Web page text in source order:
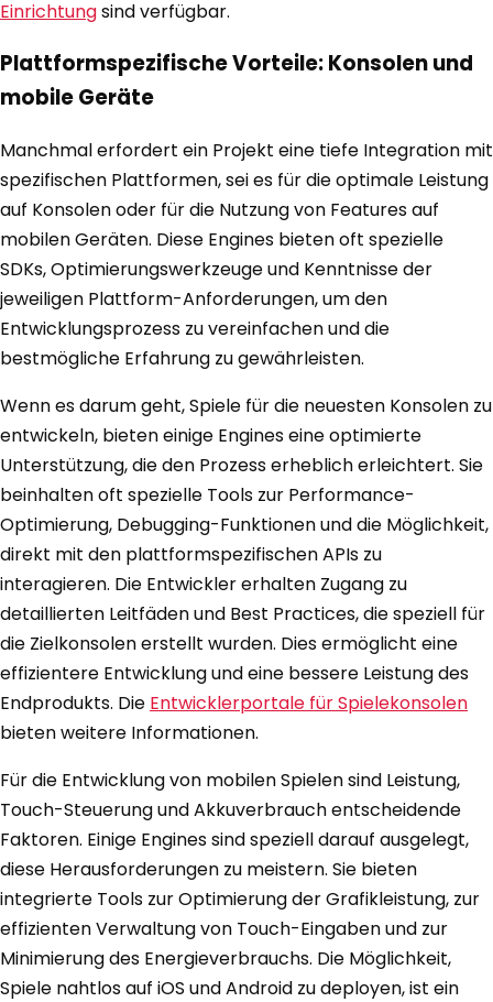
Einrichtungsind verfügbar.
Plattformspezifische Vorteile: Konsolen und
mobile Geräte
Manchmal erfordert ein Projekt eine tiefe Integration mit
spezifischen Plattformen, sei es für die optimale Leistung
auf Konsolen oder für die Nutzung von Features auf
mobilen Geräten. Diese Engines bieten oft spezielle
SDKs, Optimierungswerkzeuge und Kenntnisse der
jeweiligen Plattform-Anforderungen, um den
Entwicklungsprozess zu vereinfachen und die
bestmögliche Erfahrung zu gewährleisten.
Wenn es darum geht, Spiele für die neuesten Konsolen zu
entwickeln, bieten einige Engines eine optimierte
Unterstützung, die den Prozess erheblich erleichtert. Sie
beinhalten oft spezielle Tools zur Performance-
Optimierung, Debugging-Funktionen und die Möglichkeit,
direkt mit den plattformspezifischen APIs zu
interagieren. Die Entwickler erhalten Zugang zu
detaillierten Leitfäden und Best Practices, die speziell für
die Zielkonsolen erstellt wurden. Dies ermöglicht eine
effizientere Entwicklung und eine bessere Leistung des
Endprodukts. Die Entwicklerportale für Spielekonsolen
bieten weitere Informationen.
Für die Entwicklung von mobilen Spielen sind Leistung,
Touch-Steuerung und Akkuverbrauch entscheidende
Faktoren. Einige Engines sind speziell darauf ausgelegt,
diese Herausforderungen zu meistern. Sie bieten
integrierte Tools zur Optimierung der Grafikleistung, zur
effizienten Verwaltung von Touch-Eingaben und zur
Minimierung des Energieverbrauchs. Die Möglichkeit,
Spiele nahtlos auf iOS und Android zu deployen, ist ein